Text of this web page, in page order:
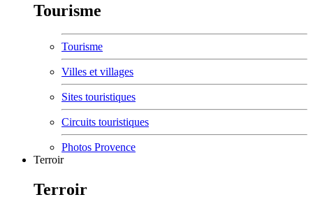
Tourisme
Tourisme
Villes et villages
Sites touristiques
Circuits touristiques
Photos Provence
Terroir
Terroir